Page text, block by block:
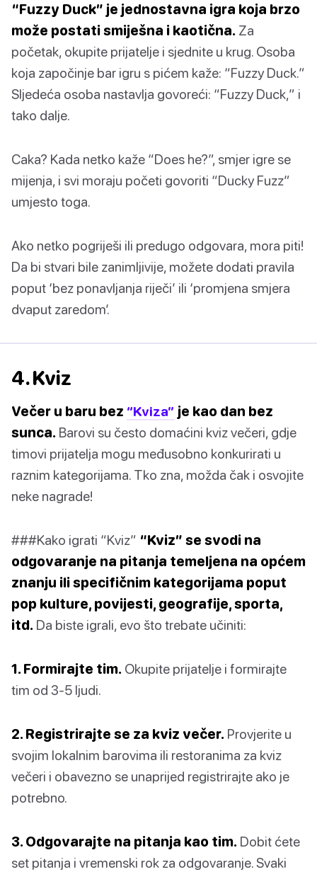
“Fuzzy Duck” je jednostavna igra koja brzo
može postati smiješna i kaotična. Za
početak, okupite prijatelje i sjednite u krug. Osoba
koja započinje bar igru s pićem kaže: “Fuzzy Duck.”
Sljedeća osoba nastavlja govoreći: “Fuzzy Duck,” i
tako dalje.
Caka? Kada netko kaže “Does he?”, smjer igre se
mijenja, i svi moraju početi govoriti “Ducky Fuzz”
umjesto toga.
Ako netko pogriješi ili predugo odgovara, mora piti!
Da bi stvari bile zanimljivije, možete dodati pravila
poput ‘bez ponavljanja riječi’ ili ‘promjena smjera
dvaput zaredom’.
4. Kviz
Večer u baru bez “Kviza” je kao dan bez
sunca. Barovi su često domaćini kviz večeri, gdje
timovi prijatelja mogu međusobno konkurirati u
raznim kategorijama. Tko zna, možda čak i osvojite
neke nagrade!
###Kako igrati “Kviz” “Kviz” se svodi na
odgovaranje na pitanja temeljena na općem
znanju ili specifičnim kategorijama poput
pop kulture, povijesti, geografije, sporta,
itd. Da biste igrali, evo što trebate učiniti:
1. Formirajte tim. Okupite prijatelje i formirajte
tim od 3-5 ljudi.
2. Registrirajte se za kviz večer. Provjerite u
svojim lokalnim barovima ili restoranima za kviz
večeri i obavezno se unaprijed registrirajte ako je
potrebno.
3. Odgovarajte na pitanja kao tim. Dobit ćete
set pitanja i vremenski rok za odgovaranje. Svaki